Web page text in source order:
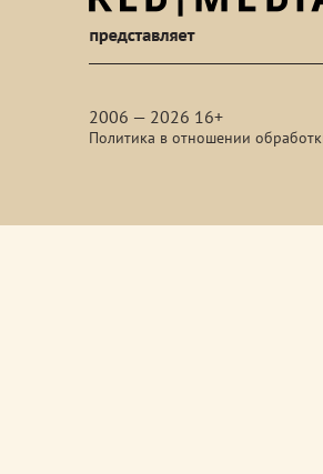
2006 — 2026 16+
Политика в отношении